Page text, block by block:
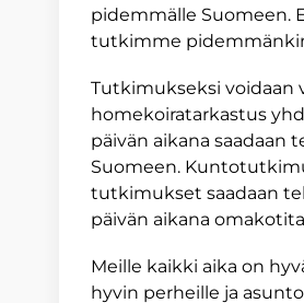
pidemmälle Suomeen.
tutkimme
Tutkimukseksi voidaan
homekoiratarkastus
päivän aikana
Suomeen.
tutkimukset saadaan
päivän aikana
Meille kaikki aika on
hyvin perheille ja